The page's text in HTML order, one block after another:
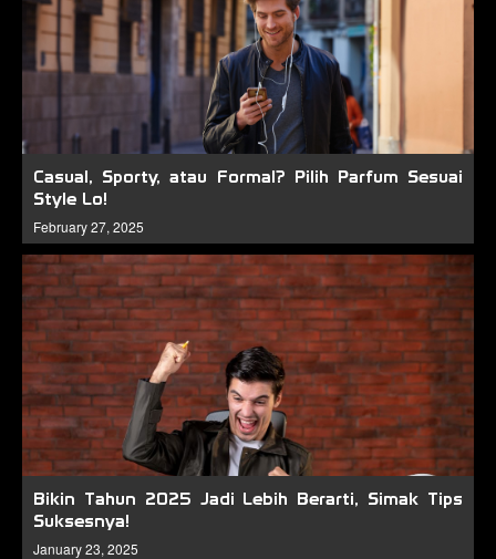
Casual, Sporty, atau Formal? Pilih Parfum Sesuai
Style Lo!
February 27, 2025
Bikin Tahun 2025 Jadi Lebih Berarti, Simak Tips
Suksesnya!
January 23, 2025